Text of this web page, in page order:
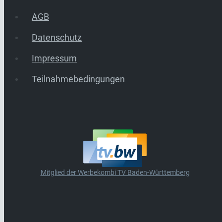
AGB
Datenschutz
Impressum
Teilnahmebedingungen
Mitglied der Werbekombi TV Baden-Württemberg